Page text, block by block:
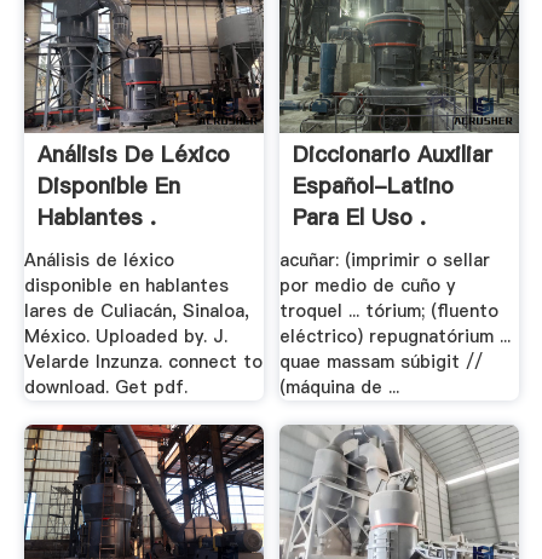
Análisis De Léxico
Disponible En
Hablantes .
Análisis de léxico
disponible en hablantes
lares de Culiacán, Sinaloa,
México. Uploaded by. J.
Velarde Inzunza. connect to
download. Get pdf.
Diccionario Auxiliar
Español-Latino
Para El Uso .
acuñar: (imprimir o sellar
por medio de cuño y
troquel ... tórium; (fluento
eléctrico) repugnatórium ...
quae massam súbigit //
(máquina de ...